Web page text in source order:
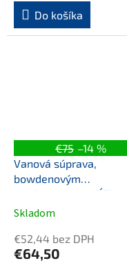
Do košíka
€75 –14 %
Vanová súprava,
bowdenovým
mechanizmom, dĺžka
1000mm, zátka 72mm,
Skladom
€52,44 bez DPH
€64,50